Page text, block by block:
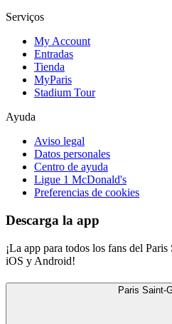
Serviços
My Account
Entradas
Tienda
MyParis
Stadium Tour
Ayuda
Aviso legal
Datos personales
Centro de ayuda
Ligue 1 McDonald's
Preferencias de cookies
Descarga la app
¡La app para todos los fans del
iOS y Android!
Paris Saint-